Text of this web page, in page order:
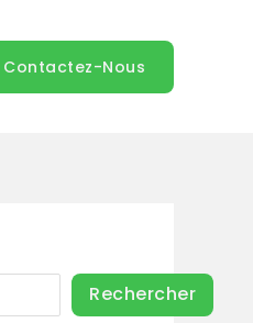
Contactez-Nous
Rechercher